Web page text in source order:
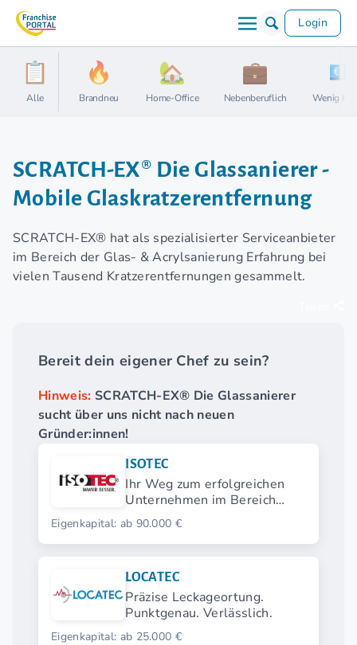
Login
Alle Brandneu Home-Office Nebenberuflich Wenig
SCRATCH-EX® Die Glassanierer -
Mobile Glaskratzerentfernung
SCRATCH-EX­® hat als spezialisierter Serviceanbieter
im Bereich der Glas- & Acrylsanierung Erfahrung bei
vielen Tausend Kratzerentfernungen gesammelt.
Bereit dein eigener Chef zu sein?
Hinweis: SCRATCH-EX® Die Glassanierer
sucht über uns nicht nach neuen
Gründer:innen!
ISOTEC
Ihr Weg zum erfolgreichen
Unternehmen im Bereich
Feuchtigkeitsschutz
Eigenkapital: ab 90.000 €
LOCATEC
Präzise Leckageortung.
Punktgenau. Verlässlich.
Eigenkapital: ab 25.000 €